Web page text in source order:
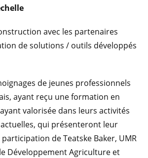
avec les partenaires
de solutions / outils développés
de jeunes professionnels
ayant reçu une formation en
valorisée dans leurs activités
qui présenteront leur
de Teatske Baker, UMR
Développement Agriculture et